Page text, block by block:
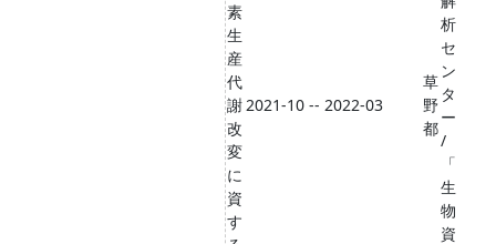
素
生
産
代
謝
改
変
に
資
す
2021-10 -- 2022-03
草
野
都
析
セ
ン
タ
ー
/
「
生
物
資